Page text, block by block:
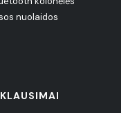
nuolaidos